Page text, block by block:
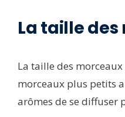
La taille
La taille des
morceaux plus petits
arômes de se diffuser